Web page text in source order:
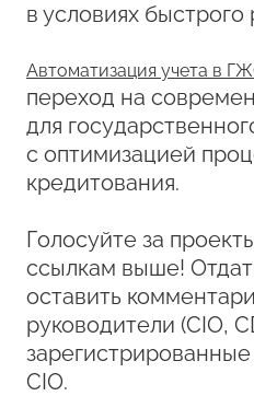
в условиях быстрого
Автоматизация учета в
переход на
для
с оптимизацией
кредитования.
Голосуйте за
ссылкам выше!
оставить
руководители (CIO,
CIO.